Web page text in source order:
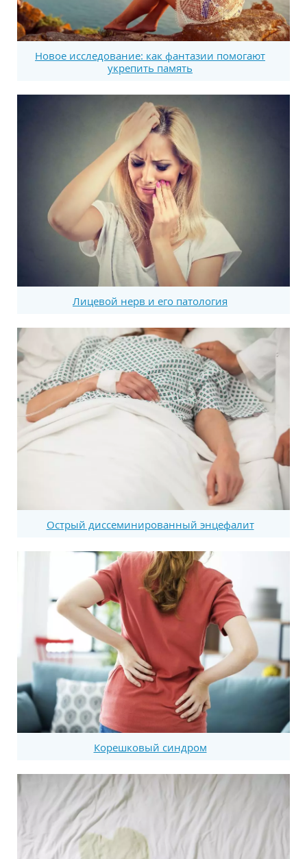
Новое исследование: как фантазии помогают
укрепить память
Лицевой нерв и его патология
Острый диссеминированный энцефалит
Корешковый синдром